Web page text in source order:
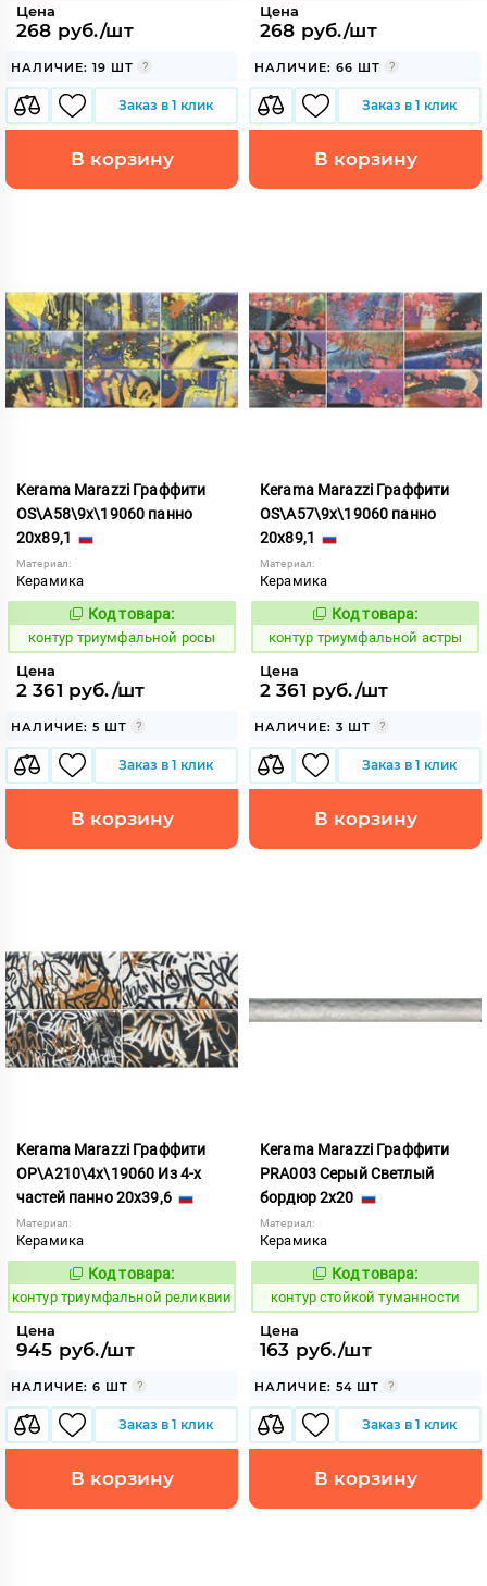
Цена
268 руб./шт
НАЛИЧИЕ: 19 ШТ
Заказ в 1 клик
В корзину
Цена
268 руб./шт
НАЛИЧИЕ: 66 ШТ
Заказ в 1 клик
В корзину
Kerama Marazzi Граффити
OS\A58\9x\19060 панно
20x89,1
Материал:
Керамика
763082
Код товара:
контур триумфальной росы
Цена
2 361 руб./шт
НАЛИЧИЕ: 5 ШТ
Заказ в 1 клик
В корзину
Kerama Marazzi Граффити
OS\A57\9x\19060 панно
20x89,1
Материал:
Керамика
763081
Код товара:
контур триумфальной астры
Цена
2 361 руб./шт
НАЛИЧИЕ: 3 ШТ
Заказ в 1 клик
В корзину
Kerama Marazzi Граффити
OP\A210\4x\19060 Из 4-х
частей панно 20x39,6
Материал:
Керамика
763080
Код товара:
контур триумфальной реликвии
Цена
945 руб./шт
НАЛИЧИЕ: 6 ШТ
Заказ в 1 клик
В корзину
Kerama Marazzi Граффити
PRA003 Серый Светлый
бордюр 2x20
Материал:
Керамика
762359
Код товара:
контур стойкой туманности
Цена
163 руб./шт
НАЛИЧИЕ: 54 ШТ
Заказ в 1 клик
В корзину